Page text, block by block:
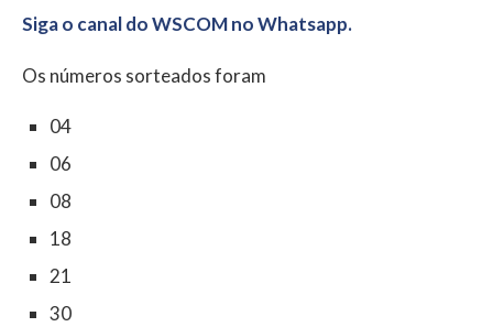
Siga o canal do WSCOM no Whatsapp.
Os números sorteados foram
04
06
08
18
21
30